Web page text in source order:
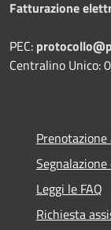
Fatturazione
PEC:
Centralino Unico:
Leggi le FAQ
Richiesta